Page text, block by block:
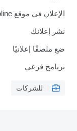
الإعلان في موقع Autoline.
نشر إعلانك
ضع ملصقًا إعلانيًا
برنامج فرعي
للشركات